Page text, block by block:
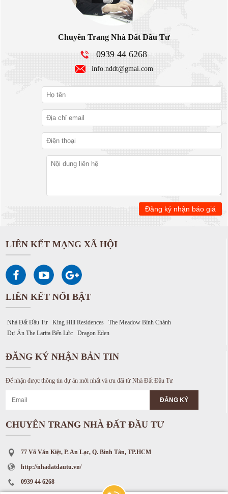
Chuyên Trang Nhà Đất Đầu Tư
0939 44 6268
info.nddt@gmai.com
LIÊN KẾT MẠNG XÃ HỘI
LIÊN KẾT NỔI BẬT
Nhà Đất Đầu Tư King Hill Residences
The Meadow Bình Chánh
Dự Án The Larita Bến Lức
Dragon Eden
ĐĂNG KÝ NHẬN BẢN TIN
Để nhận được thông tin dự án mới nhất và ưu đãi từ Nhà Đất Đầu Tư
CHUYÊN TRANG NHÀ ĐẤT ĐẦU TƯ
77 Võ Văn Kiệt, P. An Lạc, Q. Bình Tân, TP.HCM
http://nhadatdautu.vn/
0939 44 6268